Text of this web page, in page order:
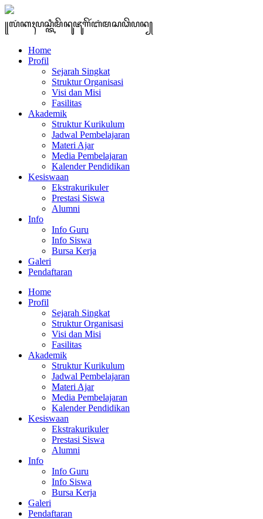
꧋ꦭꦁꦏꦃꦥꦱ꧀ꦠꦶꦩꦼꦤꦸꦗꦸꦒꦼꦂꦧꦁꦩꦱꦣꦼꦥꦤ꧀
Home
Profil
Sejarah Singkat
Struktur Organisasi
Visi dan Misi
Fasilitas
Akademik
Struktur Kurikulum
Jadwal Pembelajaran
Materi Ajar
Media Pembelajaran
Kalender Pendidikan
Kesiswaan
Ekstrakurikuler
Prestasi Siswa
Alumni
Info
Info Guru
Info Siswa
Bursa Kerja
Galeri
Pendaftaran
Home
Profil
Sejarah Singkat
Struktur Organisasi
Visi dan Misi
Fasilitas
Akademik
Struktur Kurikulum
Jadwal Pembelajaran
Materi Ajar
Media Pembelajaran
Kalender Pendidikan
Kesiswaan
Ekstrakurikuler
Prestasi Siswa
Alumni
Info
Info Guru
Info Siswa
Bursa Kerja
Galeri
Pendaftaran